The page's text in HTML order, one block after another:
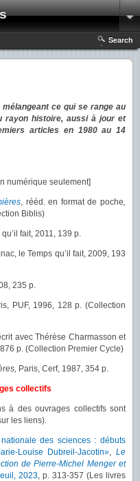
Search
ce qui se range au
rayon histoire, aussi à jour et
articles en 1980 au 14
numérique seulement]
, rééd. en format de poche,
Biblis)
fait, 2011, 139 p.
le Temps qu’il fait, 2009, 193
235 p.
PUF, 1996, 128 p. (Collection
avec Thérèse Charmasson et
p. (Collection Premier Cycle)
Paris, Cerf, 1987, 354 p.
collectifs
à des ouvrages collectifs sont
les liens).
des sciences : débuts
Louise Dubreil-Jacotin», Le
de Pierre-Michel Menger et
2023, p. 313-357 (Les livres